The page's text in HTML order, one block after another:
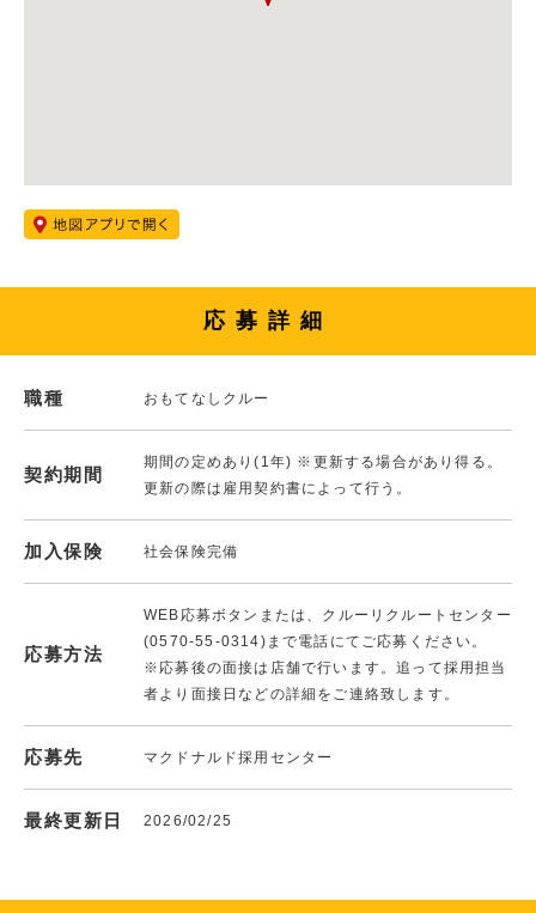
応募詳細
職種 おもてなしクルー
契約期間
期間の定めあり(1年) ※更新する場合があり得る。
更新の際は雇用契約書によって行う。
加入保険 社会保険完備
応募方法
WEB応募ボタンまたは、クルーリクルートセンター
(0570-55-0314)まで電話にてご応募ください。
※応募後の面接は店舗で行います。追って採用担当
者より面接日などの詳細をご連絡致します。
応募先 マクドナルド採用センター
最終更新日 2026/02/25